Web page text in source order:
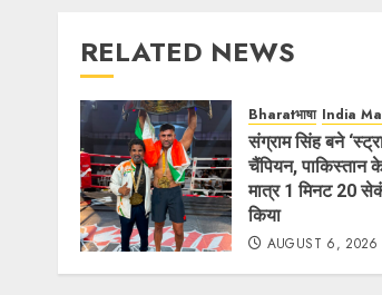
RELATED NEWS
Bharatभाषा India
संग्राम सिंह बने
चैंपियन, पाकिस्तान
मात्र 1 मिनट 20
किया
AUGUST 6, 2026